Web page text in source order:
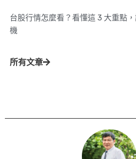
台股行情怎麼看？看懂這 3 大重點
機
所有文章